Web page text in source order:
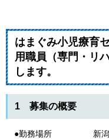
はまぐみ小児療育
用職員（専門・リ
します。
1 募集の概要
●勤務場所 新潟県は